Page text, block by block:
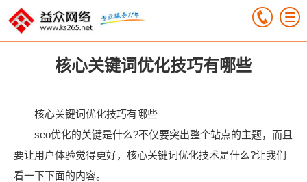
核心关键词优化技巧有哪些
核心关键词优化技巧有哪些
seo优化的关键是什么?不仅要突出整个站点的主题，而且
要让用户体验觉得更好，核心关键词优化技术是什么?让我们
看一下下面的内容。